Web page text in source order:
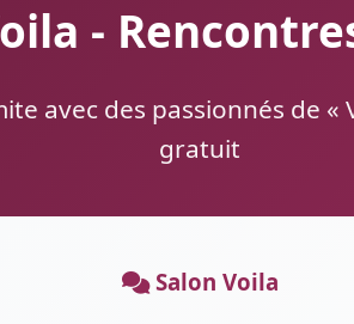
-
avec des passionnés de «
gratuit
Salon Voila